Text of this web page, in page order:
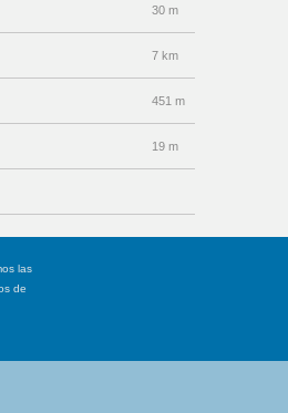
30 m
7 km
451 m
19 m
las
de